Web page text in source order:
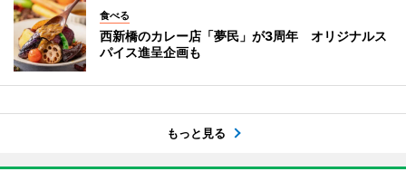
食べる
西新橋のカレー店「夢民」が3周年 オリジナルス
パイス進呈企画も
もっと見る